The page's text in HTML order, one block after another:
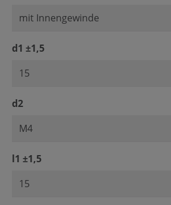
d1 ±1,5auswählen
d2auswählen
l1 ±1,5auswählen